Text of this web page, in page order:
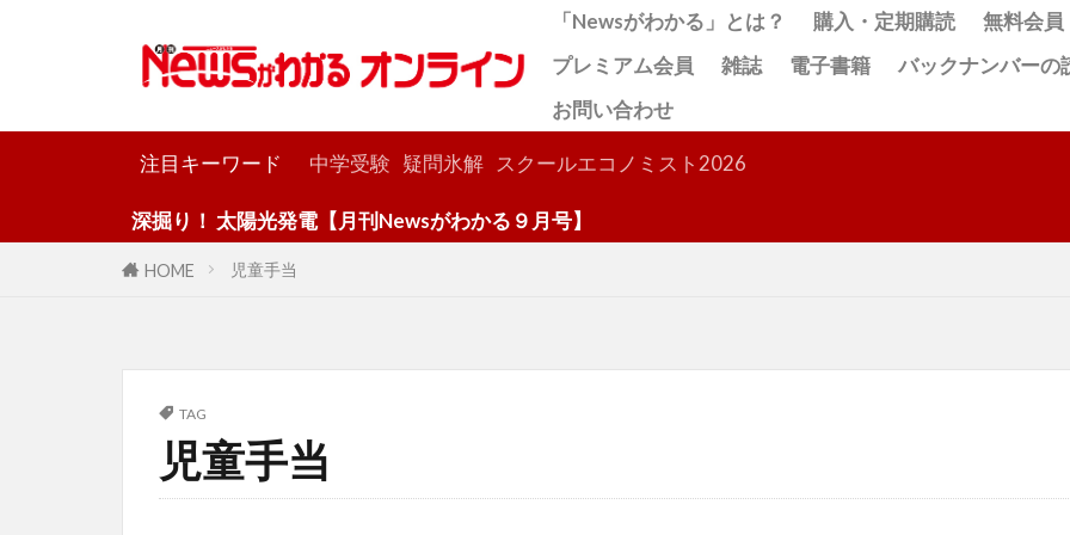
「Newsがわかる」とは？ 購入・定期購読
無料会員
プレミアム会員
雑誌 電子書籍
バックナンバーの
お問い合わせ
注目キーワード 中学受験 疑問氷解 スクールエコノミスト2026
深掘り！ 太陽光発電【月刊Newsがわかる９月号】
HOME 児童手当
TAG
児童手当
検索